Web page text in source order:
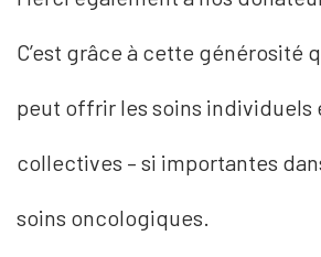
C’est grâce à cette générosité
peut offrir les soins individuels
collectives – si importantes
soins oncologiques.